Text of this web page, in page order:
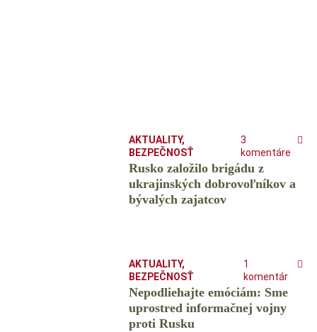
AKTUALITY,
BEZPEČNOSŤ
3
komentáre
Rusko založilo brigádu z
ukrajinských dobrovoľníkov a
bývalých zajatcov
AKTUALITY,
BEZPEČNOSŤ
1
komentár
Nepodliehajte emóciám: Sme
uprostred informačnej vojny
proti Rusku